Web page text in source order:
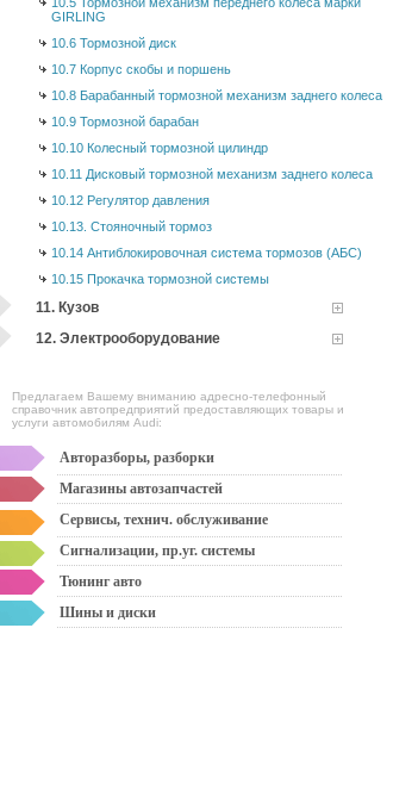
GIRLING
10.6 Тормозной диск
10.7 Корпус скобы и поршень
10.8 Барабанный тормозной механизм заднего колеса
10.9 Тормозной барабан
10.10 Колесный тормозной цилиндр
10.11 Дисковый тормозной механизм заднего колеса
10.12 Регулятор давления
10.13. Стояночный тормоз
10.14 Антиблокировочная система тормозов (АБС)
10.15 Прокачка тормозной системы
11. Кузов
12. Электрооборудование
Предлагаем Вашему вниманию адресно-телефонный
справочник автопредприятий предоставляющих товары и
услуги автомобилям Audi:
Авторазборы, разборки
Магазины автозапчастей
Сервисы, технич. обслуживание
Сигнализации, пр.уг. системы
Тюнинг авто
Шины и диски